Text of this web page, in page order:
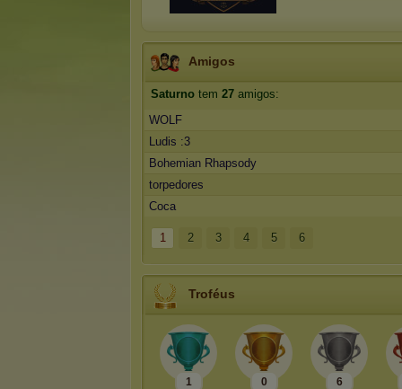
Amigos
Saturno tem 27 amigos:
WOLF
Ludis :3
Bohemian Rhapsody
torpedores
Coca
1 2 3 4 5 6
Troféus
1 0 6